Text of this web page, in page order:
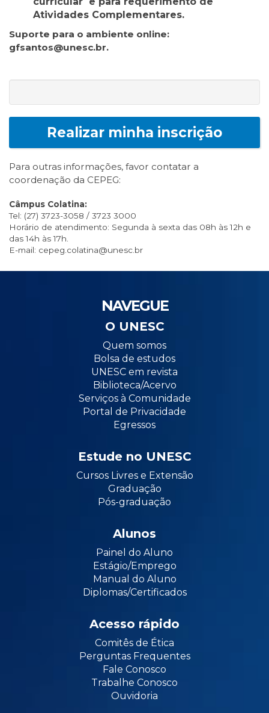
Atividades Complementares.
Suporte para o ambiente online:
gfsantos@unesc.br.
Realizar minha inscrição
Para outras informações, favor contatar a
coordenação da CEPEG:
Câmpus Colatina:
Tel: (27) 3723-3058 / 3723 3000
Horário de atendimento: Segunda à sexta das 08h às 12h e
das 14h às 17h.
E-mail: cepeg.colatina@unesc.br
NAVEGUE
O UNESC
Quem somos
Bolsa de estudos
UNESC em revista
Biblioteca/Acervo
Serviços à Comunidade
Portal de Privacidade
Egressos
Estude no UNESC
Cursos Livres e Extensão
Graduação
Pós-graduação
Alunos
Painel do Aluno
Estágio/Emprego
Manual do Aluno
Diplomas/Certificados
Acesso rápido
Comitês de Ética
Perguntas Frequentes
Fale Conosco
Trabalhe Conosco
Ouvidoria